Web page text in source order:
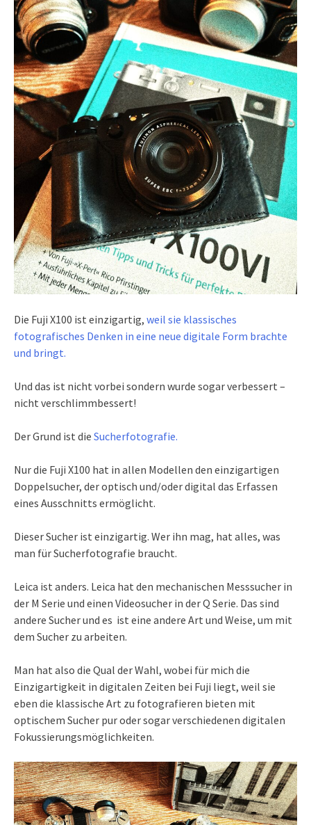
Die Fuji X100 ist einzigartig, weil sie klassisches
fotografisches Denken in eine neue digitale Form brachte
und bringt.
Und das ist nicht vorbei sondern wurde sogar verbessert –
nicht verschlimmbessert!
Der Grund ist die Sucherfotografie.
Nur die Fuji X100 hat in allen Modellen den einzigartigen
Doppelsucher, der optisch und/oder digital das Erfassen
eines Ausschnitts ermöglicht.
Dieser Sucher ist einzigartig. Wer ihn mag, hat alles, was
man für Sucherfotografie braucht.
Leica ist anders. Leica hat den mechanischen Messsucher in
der M Serie und einen Videosucher in der Q Serie. Das sind
andere Sucher und es ist eine andere Art und Weise, um mit
dem Sucher zu arbeiten.
Man hat also die Qual der Wahl, wobei für mich die
Einzigartigkeit in digitalen Zeiten bei Fuji liegt, weil sie
eben die klassische Art zu fotografieren bieten mit
optischem Sucher pur oder sogar verschiedenen digitalen
Fokussierungsmöglichkeiten.